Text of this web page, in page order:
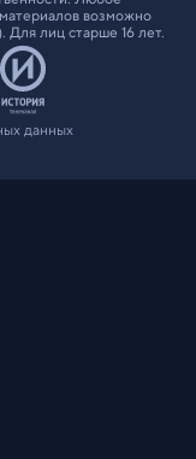
возможно
Для лиц старше 16 лет.
данных